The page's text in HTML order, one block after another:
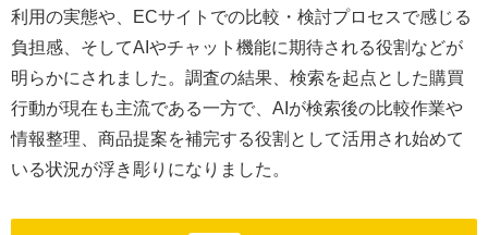
利用の実態や、ECサイトでの比較・検討プロセスで感じる
負担感、そしてAIやチャット機能に期待される役割などが
明らかにされました。調査の結果、検索を起点とした購買
行動が現在も主流である一方で、AIが検索後の比較作業や
情報整理、商品提案を補完する役割として活用され始めて
いる状況が浮き彫りになりました。